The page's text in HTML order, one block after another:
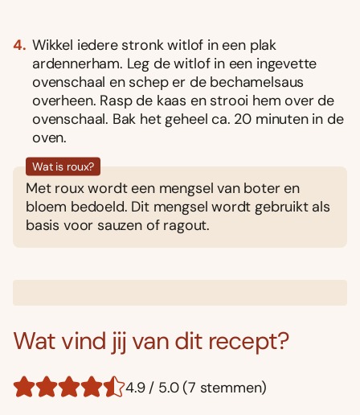
Wikkel iedere stronk witlof in een plak
ardennerham. Leg de witlof in een ingevette
ovenschaal en schep er de bechamelsaus
overheen. Rasp de kaas en strooi hem over de
ovenschaal. Bak het geheel ca. 20 minuten in de
oven.
Wat is roux?
Met roux wordt een mengsel van boter en
bloem bedoeld. Dit mengsel wordt gebruikt als
basis voor sauzen of ragout.
Wat vind jij van dit recept?
4.9 / 5.0 (7 stemmen)